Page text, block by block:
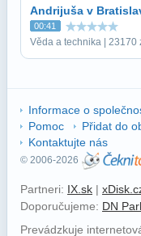
Andrijuša v
00:41
Věda a technika | 23170
Informace o
Pomoc
Přidat do
Kontaktujte nás
© 2006-2026
Partneri: IX.sk |
Doporučujeme: DN
Prevádzkuje